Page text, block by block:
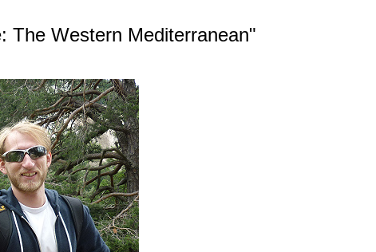
The Western Mediterranean"